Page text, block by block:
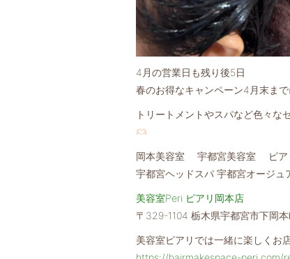
4月の営業日も残り後5日
春のお得なキャンペーン4月末ま
トリートメントやスパなど色々
岡本美容室 宇都宮美容室 ピア
宇都宮ヘッドスパ 宇都宮オージュ
美容室Peri ピアリ岡本店
〒329-1104 栃木県宇都宮市下岡本
美容室ピアリでは一緒に楽しくお